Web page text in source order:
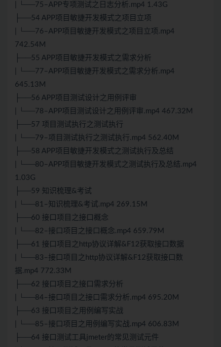
| └──75–APP专项测试之日志分析.mp4 1.43G
├──54 APP项目敏捷开发模式之项目立项
| └──76–APP项目敏捷开发模式之项目立项.mp4
742.54M
├──55 APP项目敏捷开发模式之需求分析
| └──77–APP项目敏捷开发模式之需求分析.mp4
645.13M
├──56 APP项目测试设计之用例评审
| └──78–APP项目测试设计之用例评审.mp4 467.32M
├──57 项目测试执行之测试执行
| └──79–项目测试执行之测试执行.mp4 562.40M
├──58 APP项目敏捷开发模式之测试执行及总结
| └──80–APP项目敏捷开发模式之测试执行及总结.mp4
1.03G
├──59 知识梳理&考试
| └──81–知识梳理&考试.mp4 269.15M
├──60 接口项目之接口概念
| └──82–接口项目之接口概念.mp4 659.79M
├──61 接口项目之http协议详解&F12获取接口数据
| └──83–接口项目之http协议详解&F12获取接口数
据.mp4 772.33M
├──62 接口项目之接口需求分析
| └──84–接口项目之接口需求分析.mp4 695.20M
├──63 接口项目之用例编写实战
| └──85–接口项目之用例编写实战.mp4 606.83M
├──64 接口测试工具jmeter的常见测试元件